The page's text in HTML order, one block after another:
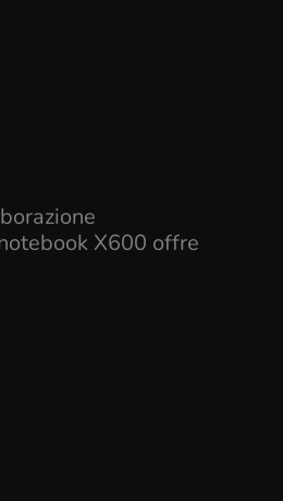
X600 offre